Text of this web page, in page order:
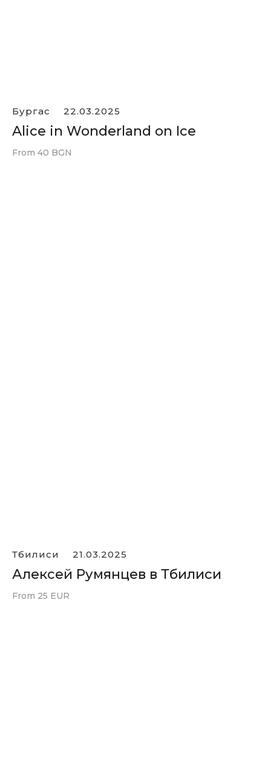
Бургас 22.03.2025
Alice in Wonderland on Ice
From 40 BGN
Тбилиси 21.03.2025
Алексей Румянцев в Тбилиси
From 25 EUR